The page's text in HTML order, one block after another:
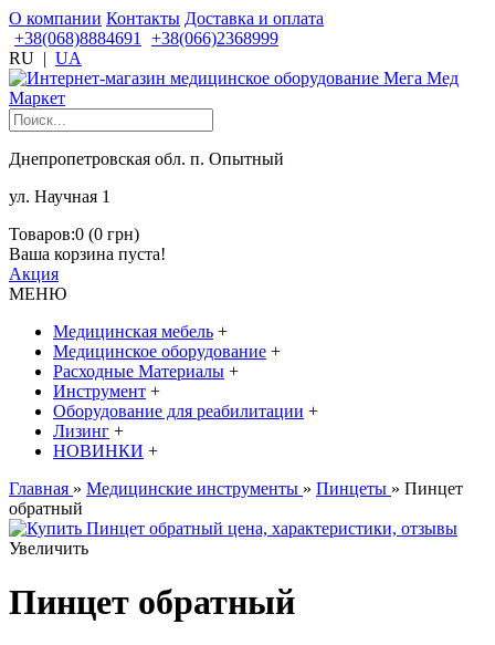
О компании Контакты Доставка и оплата
+38(068)8884691
+38(066)2368999
RU | UA
Днепропетровская обл. п. Опытный
ул. Научная 1
Товаров:0 (0 грн)
Ваша корзина пуста!
Акция
МЕНЮ
Медицинская мебель +
Медицинское оборудование +
Расходные Материалы +
Инструмент +
Оборудование для реабилитации +
Лизинг +
НОВИНКИ +
Главная » Медицинские инструменты » Пинцеты » Пинцет
обратный
Увеличить
Пинцет обратный